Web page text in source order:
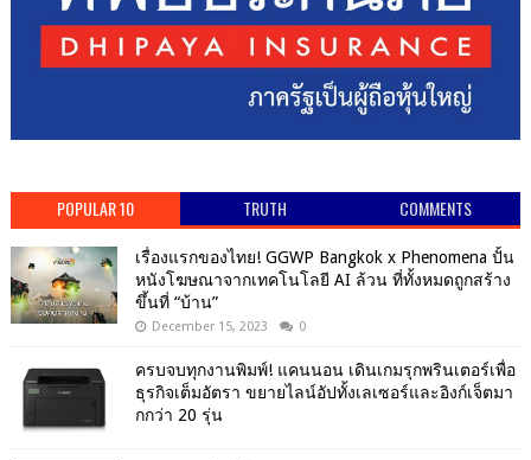
POPULAR 10 TRUTH COMMENTS
เรื่องแรกของไทย! GGWP Bangkok x Phenomena ปั้น
หนังโฆษณาจากเทคโนโลยี AI ล้วน ที่ทั้งหมดถูกสร้าง
ขึ้นที่ “บ้าน”
December 15, 2023 0
ครบจบทุกงานพิมพ์! แคนนอน เดินเกมรุกพรินเตอร์เพื่อ
ธุรกิจเต็มอัตรา ขยายไลน์อัปทั้งเลเซอร์และอิงก์เจ็ตมา
กกว่า 20 รุ่น